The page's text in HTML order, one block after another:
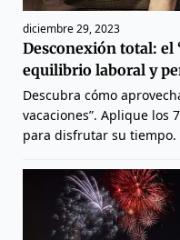
diciembre 29, 2023
Desconexión total: el
equilibrio laboral y
Descubra cómo
vacaciones”. Aplique los
para disfrutar su tiempo.